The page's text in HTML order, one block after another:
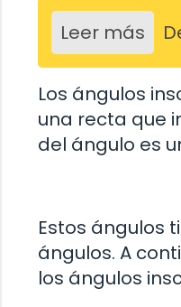
Leer más
Los ángulos
una recta que
del ángulo es
Estos ángulos
ángulos. A
los ángulos